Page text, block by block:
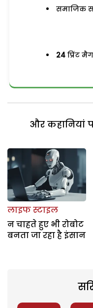
समाजिक
24 प्रिंट
और कहानियां
लाइफ स्टाइल
न चाहते हुए भी रोबोट
बनता जा रहा है इंसान